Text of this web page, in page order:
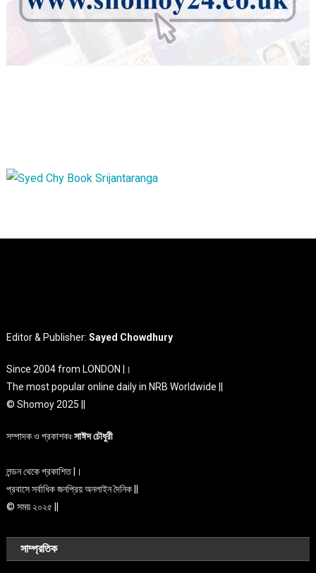
Editor & Publisher:Sayed Chowdhury
Since 2004 from LONDON |।
The most popular online daily in NRB Worldwide ||
© Shomoy 2025 ||
সম্পাদক ও প্রকাশকঃসাঈদ চৌধুরী
লন্ডন থেকে প্রকাশিত |।
প্রবাসে সর্বাধিক জনপ্রিয় অনলাইন দৈনিক ||
© সময় ২০২৫ ||
সাম্প্রতিক